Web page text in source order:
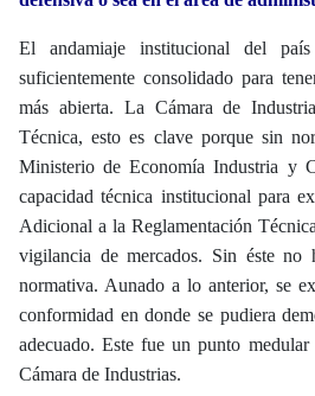
El andamiaje institucional del
suficientemente consolidado para
más abierta. La Cámara de
Técnica, esto es clave porque sin
Ministerio de Economía Industria y
capacidad técnica institucional para
Adicional a la Reglamentación
vigilancia de mercados. Sin éste
normativa. Aunado a lo anterior, se
conformidad en donde se pudiera
adecuado. Este fue un punto medular
Cámara de Industrias.